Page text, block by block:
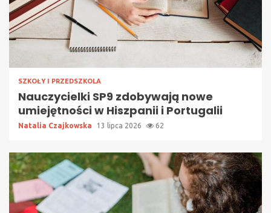
SZKOŁY I PRZEDSZKOLA
Nauczycielki SP9 zdobywają nowe
umiejętności w Hiszpanii i Portugalii
Natalia Czajkowska 13 lipca 2026 62